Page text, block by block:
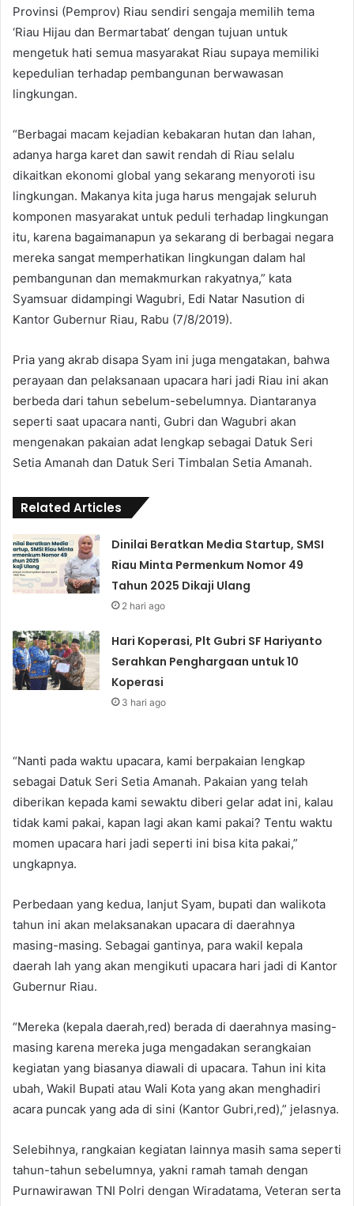
Provinsi (Pemprov) Riau sendiri sengaja memilih tema
‘Riau Hijau dan Bermartabat’ dengan tujuan untuk
mengetuk hati semua masyarakat Riau supaya memiliki
kepedulian terhadap pembangunan berwawasan
lingkungan.
“Berbagai macam kejadian kebakaran hutan dan lahan,
adanya harga karet dan sawit rendah di Riau selalu
dikaitkan ekonomi global yang sekarang menyoroti isu
lingkungan. Makanya kita juga harus mengajak seluruh
komponen masyarakat untuk peduli terhadap lingkungan
itu, karena bagaimanapun ya sekarang di berbagai negara
mereka sangat memperhatikan lingkungan dalam hal
pembangunan dan memakmurkan rakyatnya,” kata
Syamsuar didampingi Wagubri, Edi Natar Nasution di
Kantor Gubernur Riau, Rabu (7/8/2019).
Pria yang akrab disapa Syam ini juga mengatakan, bahwa
perayaan dan pelaksanaan upacara hari jadi Riau ini akan
berbeda dari tahun sebelum-sebelumnya. Diantaranya
seperti saat upacara nanti, Gubri dan Wagubri akan
mengenakan pakaian adat lengkap sebagai Datuk Seri
Setia Amanah dan Datuk Seri Timbalan Setia Amanah.
Related Articles
Dinilai Beratkan Media Startup, SMSI
Riau Minta Permenkum Nomor 49
Tahun 2025 Dikaji Ulang
2 hari ago
Hari Koperasi, Plt Gubri SF Hariyanto
Serahkan Penghargaan untuk 10
Koperasi
3 hari ago
“Nanti pada waktu upacara, kami berpakaian lengkap
sebagai Datuk Seri Setia Amanah. Pakaian yang telah
diberikan kepada kami sewaktu diberi gelar adat ini, kalau
tidak kami pakai, kapan lagi akan kami pakai? Tentu waktu
momen upacara hari jadi seperti ini bisa kita pakai,”
ungkapnya.
Perbedaan yang kedua, lanjut Syam, bupati dan walikota
tahun ini akan melaksanakan upacara di daerahnya
masing-masing. Sebagai gantinya, para wakil kepala
daerah lah yang akan mengikuti upacara hari jadi di Kantor
Gubernur Riau.
“Mereka (kepala daerah,red) berada di daerahnya masing-
masing karena mereka juga mengadakan serangkaian
kegiatan yang biasanya diawali di upacara. Tahun ini kita
ubah, Wakil Bupati atau Wali Kota yang akan menghadiri
acara puncak yang ada di sini (Kantor Gubri,red),” jelasnya.
Selebihnya, rangkaian kegiatan lainnya masih sama seperti
tahun-tahun sebelumnya, yakni ramah tamah dengan
Purnawirawan TNI Polri dengan Wiradatama, Veteran serta